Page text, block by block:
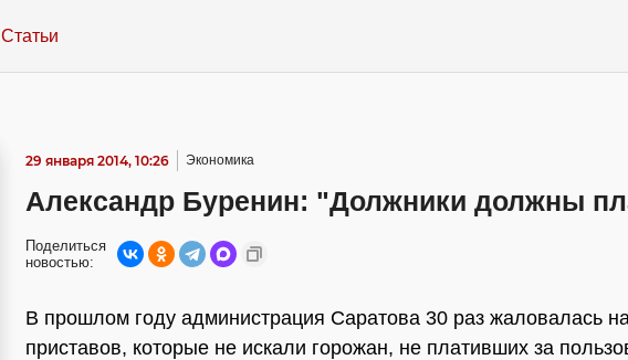
Статьи
29 января 2014, 10:26 Экономика
Александр Буренин: "Должники должны
Поделиться
новостью:
В прошлом году администрация Саратова 30 раз жаловалась
приставов, которые не искали горожан, не плативших за